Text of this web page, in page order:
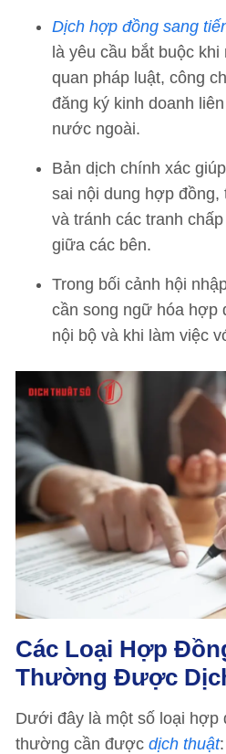
Dịch hợp đồng sang
là yêu cầu bắt buộc
quan pháp luật, công
đăng ký kinh doanh
nước ngoài.
Bản dịch chính xác
sai nội dung hợp
và tránh các tranh
giữa các bên.
Trong bối cảnh hội
cần song ngữ hóa hợp
nội bộ và khi làm việc
Các Loại Hợp
Thường Được
Dưới đây là một số loại hợp
thường cần được dịch thuật: